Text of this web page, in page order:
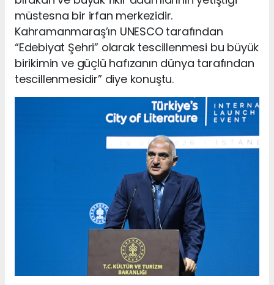
müstesna bir irfan merkezidir.
Kahramanmaraş’ın UNESCO tarafından
“Edebiyat Şehri” olarak tescillenmesi bu büyük
birikimin ve güçlü hafızanın dünya tarafından
tescillenmesidir” diye konuştu.